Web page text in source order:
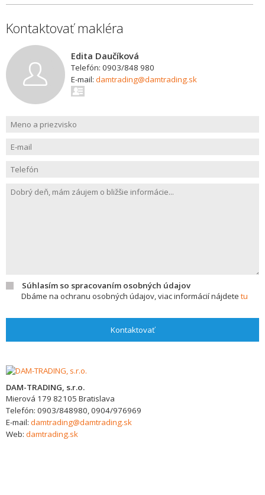
Kontaktovať makléra
Edita Daučíková
Telefón: 0903/848 980
E-mail: damtrading@damtrading.sk
Súhlasím so spracovaním osobných údajov
Dbáme na ochranu osobných údajov, viac informácií nájdete tu
Kontaktovať
DAM-TRADING, s.r.o.
Mierová 179 82105 Bratislava
Telefón: 0903/848980, 0904/976969
E-mail: damtrading@damtrading.sk
Web: damtrading.sk